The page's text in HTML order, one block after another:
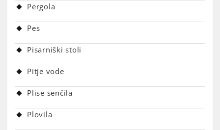
Pergola
Pes
Pisarniški stoli
Pitje vode
Plise senčila
Plovila